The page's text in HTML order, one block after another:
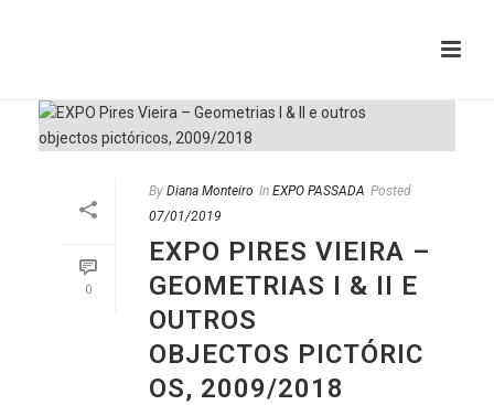
0
By Diana Monteiro In EXPO PASSADA Posted
07/01/2019
EXPO PIRES VIEIRA –
GEOMETRIAS I & II E
OUTROS
OBJECTOS PICTÓRIC
OS, 2009/2018